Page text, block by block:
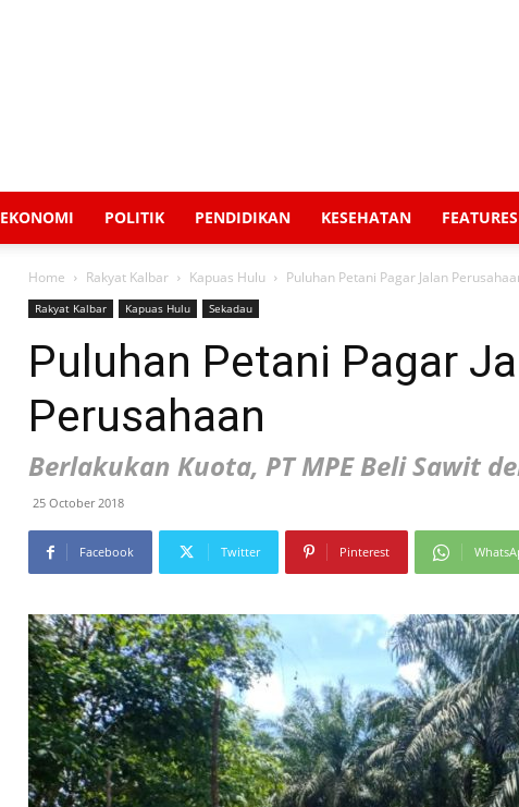
EKONOMI POLITIK PENDIDIKAN KESEHATAN FEATURES
Home Rakyat Kalbar Kapuas Hulu Puluhan Petani Pagar Jalan
Rakyat Kalbar Kapuas Hulu Sekadau
Puluhan Petani Pagar
Perusahaan
Berlakukan Kuota, PT MPE Beli Sawit
25 October 2018
Facebook Twitter Pinterest